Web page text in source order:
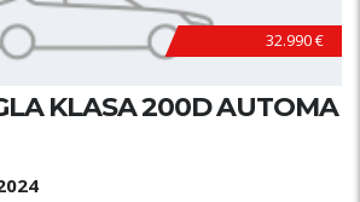
32.990 €
KLASA 200D AUTOMA